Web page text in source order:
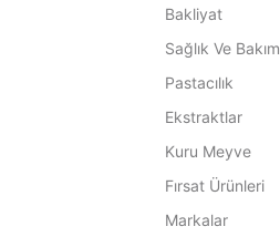
Bakliyat
Sağlık Ve Bakım
Pastacılık
Ekstraktlar
Kuru Meyve
Fırsat Ürünleri
Markalar